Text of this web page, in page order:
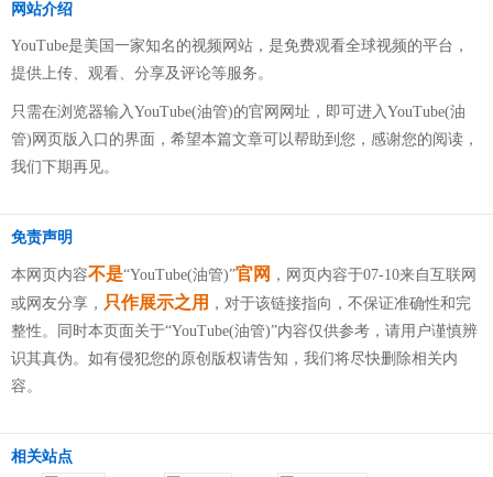
网站介绍
YouTube是美国一家知名的视频网站，是免费观看全球视频的平台，
提供上传、观看、分享及评论等服务。
只需在浏览器输入YouTube(油管)的官网网址，即可进入YouTube(油
管)网页版入口的界面，希望本篇文章可以帮助到您，感谢您的阅读，
我们下期再见。
免责声明
本网页内容不是“YouTube(油管)”官网 ，网页内容于07-10来自互联网
或网友分享， 只作展示之用 ，对于该链接指向，不保证准确性和完
整性。同时本页面关于“YouTube(油管)”内容仅供参考，请用户谨慎辨
识其真伪。如有侵犯您的原创版权请告知，我们将尽快删除相关内
容。
相关站点